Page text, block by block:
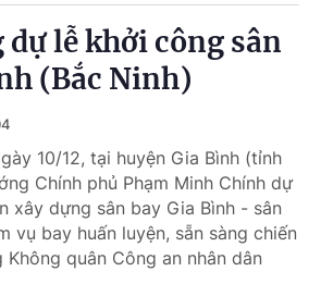
lễ khởi công sân
(Bắc Ninh)
10/12, tại huyện Gia Bình (tỉnh
Chính phủ Phạm Minh Chính dự
xây dựng sân bay Gia Bình - sân
vụ bay huấn luyện, sẵn sàng chiến
quân Công an nhân dân